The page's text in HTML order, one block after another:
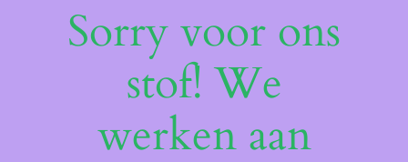
Sorry voor ons
stof! We
werken aan